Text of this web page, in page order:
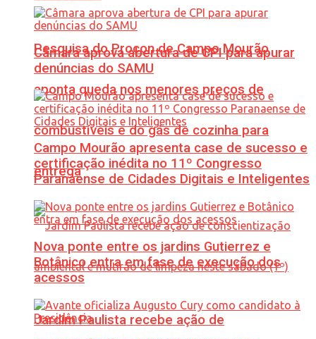
Pesquisa do Procon de Campo Mourão
aponta queda nos menores preços de
combustíveis e do gás de cozinha para
entrega
Jardim Paulista recebe ação de
Câmara aprova abertura de CPI para apurar
denúncias do SAMU
Campo Mourão apresenta case de sucesso e
certificação inédita no 11º Congresso
Paranaense de Cidades Digitais e Inteligentes
Nova ponte entre os jardins Gutierrez e
Botânico entra em fase de execução dos
acessos